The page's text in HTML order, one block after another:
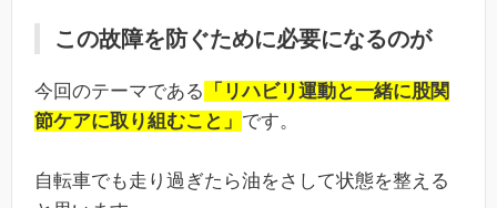
この故障を防ぐために必要になるのが
今回のテーマである
「リハビリ運動と一緒に股関
節ケアに取り組むこと」 です。
自転車でも走り過ぎたら油をさして状態を整える